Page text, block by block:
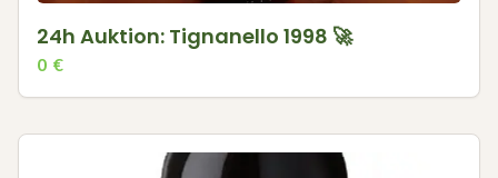
24h Auktion: Tignanello 1998 🚀
0 €